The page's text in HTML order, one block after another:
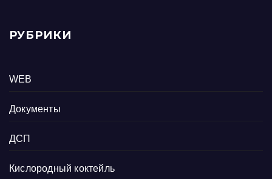
РУБРИКИ
WEB
Документы
ДСП
Кислородный коктейль